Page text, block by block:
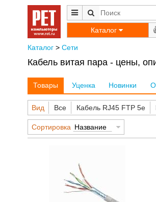
Каталог
Каталог> Сети
Кабель витая пара - цены,
Товары Уценка Новинки
Вид Все Кабель RJ45 FTP 5е
Сортировка Название